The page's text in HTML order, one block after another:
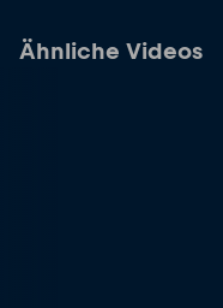
Ähnliche Videos